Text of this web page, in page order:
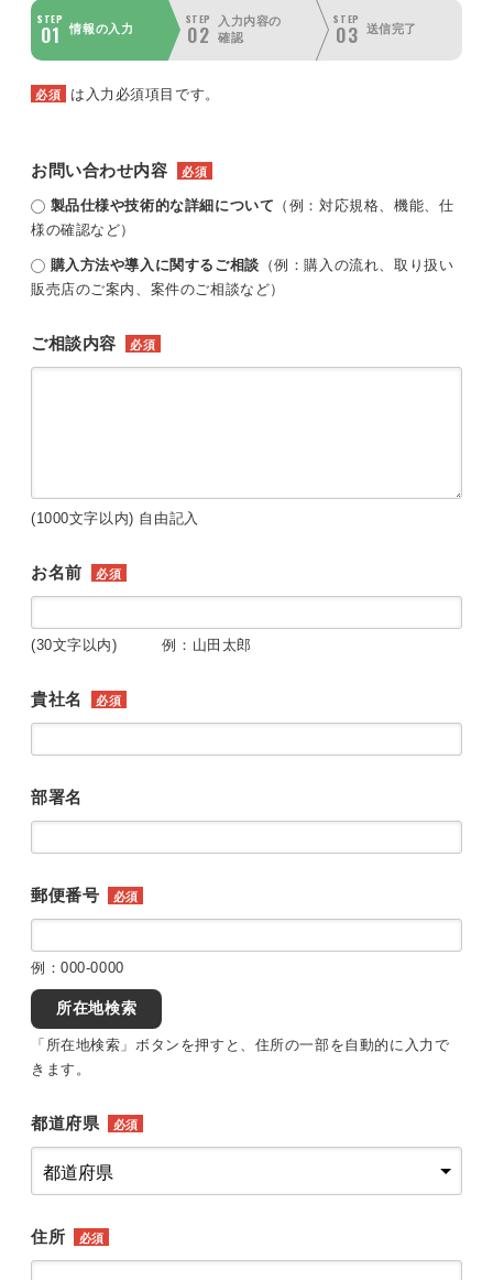
STEP
01 情報の入力
STEP
02
入力内容の
確認
STEP
03 送信完了
必須 は入力必須項目です。
お問い合わせ内容 必須
製品仕様や技術的な詳細について （例：対応規格、機能、仕
様の確認など）
購入方法や導入に関するご相談 （例：購入の流れ、取り扱い
販売店のご案内、案件のご相談など）
ご相談内容 必須
(1000文字以内) 自由記入
お名前 必須
(30文字以内) 例：山田太郎
貴社名 必須
部署名
郵便番号 必須
例：000-0000
所在地検索
「所在地検索」ボタンを押すと、住所の一部を自動的に入力で
きます。
都道府県 必須
住所 必須